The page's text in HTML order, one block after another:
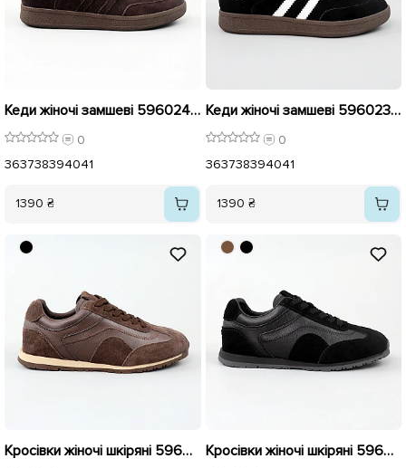
Кеди жіночі замшеві 596024 Шоколад
0
363738394041
1390 ₴
Кеди жіночі замшеві 596023 Чорні
0
363738394041
1390 ₴
Кросівки жіночі шкіряні 596014 Коричневі Кросівки жіночі шкіряні 596015 Чорні